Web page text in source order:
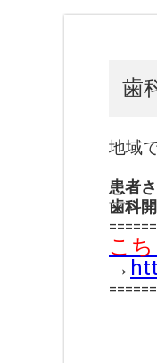
歯
地域
患者
歯科
こ
→